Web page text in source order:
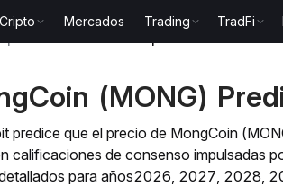
Mercados Trading TradFi
(MONG)
predice que el precio de MongCoin
calificaciones de consenso impulsadas
para años2026, 2027, 2028,